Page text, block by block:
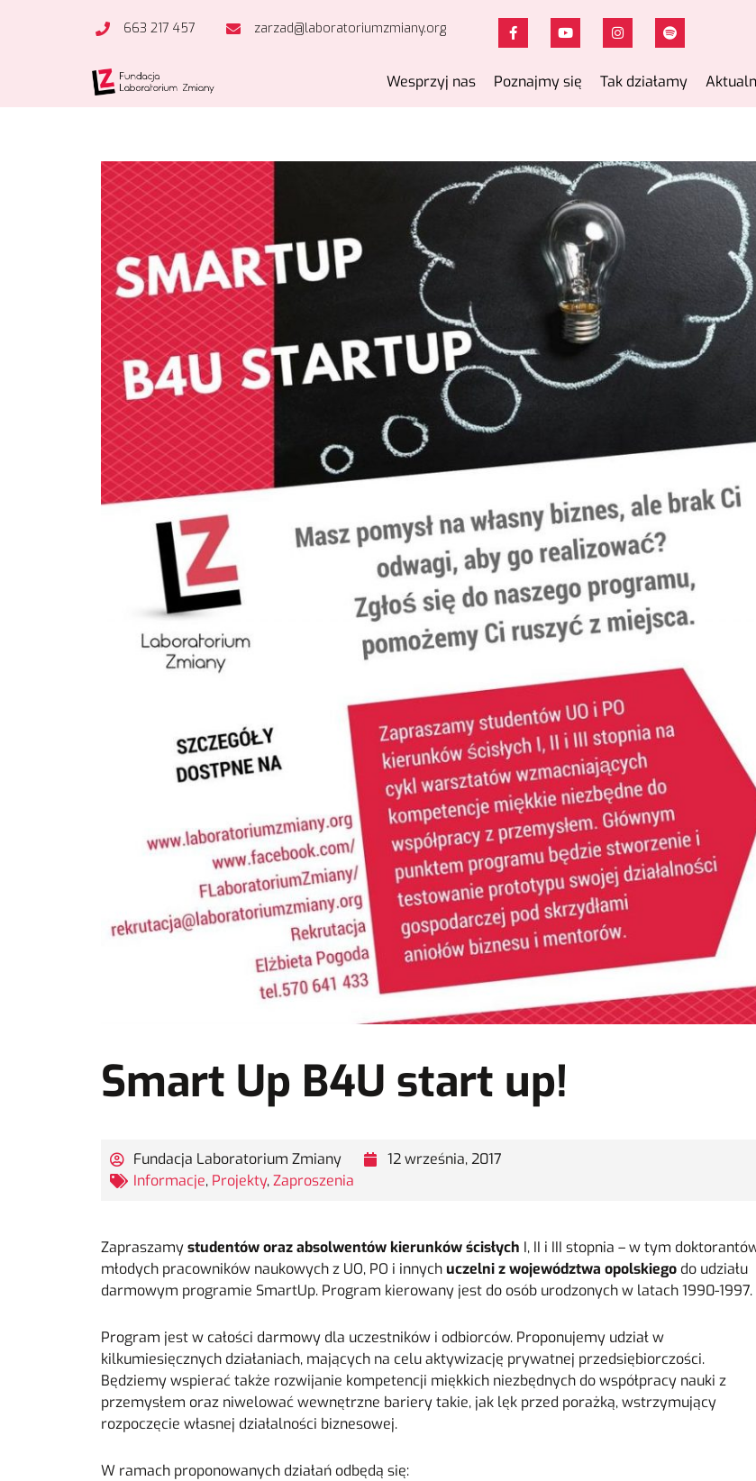
663 217 457 zarzad@laboratoriumzmiany.org
Wesprzyj nas Poznajmy się Tak działamy
Smart Up B4U start up!
Fundacja Laboratorium Zmiany
12 września, 2017
Informacje, Projekty,Zaproszenia
Zapraszamystudentów oraz absolwentów kierunków ścisłych I, II i III stopnia – w tym
młodych pracowników naukowych z UO, PO i innychuczelni z województwa opolskiego do udziału
darmowym programie SmartUp. Program kierowany jest do osób urodzonych w latach 1990-1997.
Program jest w całości darmowy dla uczestników i odbiorców. Proponujemy udział w
kilkumiesięcznych działaniach, mających na celu aktywizację prywatnej przedsiębiorczości.
Będziemy wspierać także rozwijanie kompetencji miękkich niezbędnych do współpracy nauki z
przemysłem oraz niwelować wewnętrzne bariery takie, jak lęk przed porażką, wstrzymujący
rozpoczęcie własnej działalności biznesowej.
W ramach proponowanych działań odbędą się: